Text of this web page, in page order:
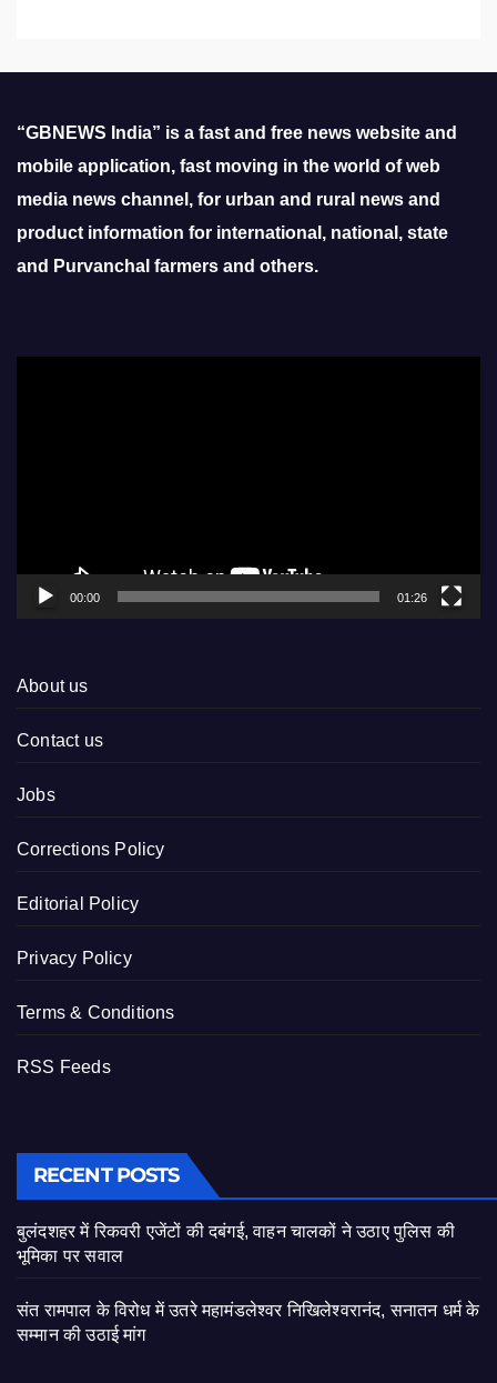
“GBNEWS India” is a fast and free news website and
mobile application, fast moving in the world of web
media news channel, for urban and rural news and
product information for international, national, state
and Purvanchal farmers and others.
00:00 01:26
About us
Contact us
Jobs
Corrections Policy
Editorial Policy
Privacy Policy
Terms & Conditions
RSS Feeds
RECENT POSTS
बुलंदशहर में रिकवरी एजेंटों की दबंगई, वाहन चालकों ने उठाए पुलिस की
भूमिका पर सवाल
संत रामपाल के विरोध में उतरे महामंडलेश्वर निखिलेश्वरानंद, सनातन धर्म के
सम्मान की उठाई मांग